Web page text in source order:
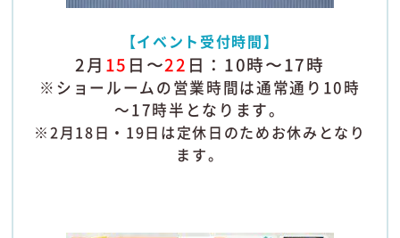
【イベント受付時間】
2月 15 日〜22 日：10時〜17時
※ショールームの営業時間は通常通り10時
～17時半となります。
※2月18日・19日は定休日のためお休みとなり
ます。